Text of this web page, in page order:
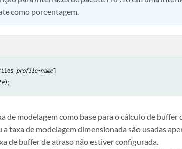
como porcentagem.
profile-name
modelagem como base para o cálculo de buffer
taxa de modelagem dimensionada são usadas
de buffer de atraso não estiver configurada.